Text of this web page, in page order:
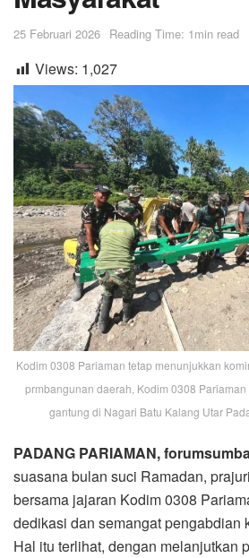
25 Februari 2026 Reading Time: 1min read
Views: 1,027
Kodim 0308 Pariaman tetap menunjukkan
prmbangunan daerah, Kodim 0308
gantung di Nagari Batu Kalang Utar
PADANG PARIAMAN,
suasana bulan suci Ramadan,
bersama jajaran Kodim 0308
dedikasi dan semangat pengabdian
Hal itu terlihat, dengan melanjutkan